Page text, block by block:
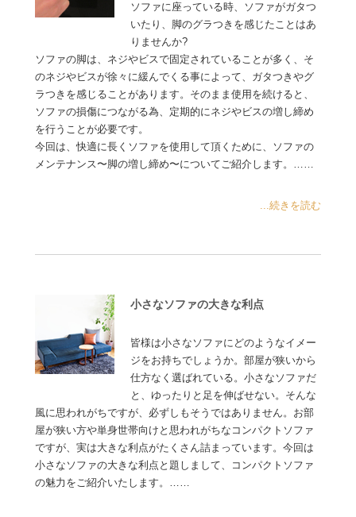
ソファに座っている時、ソファがガタつ
いたり、脚のグラつきを感じたことはあ
りませんか?
ソファの脚は、ネジやビスで固定されていることが多く、そ
のネジやビスが徐々に緩んでくる事によって、ガタつきやグ
ラつきを感じることがあります。そのまま使用を続けると、
ソファの損傷につながる為、定期的にネジやビスの増し締め
を行うことが必要です。
今回は、快適に長くソファを使用して頂くために、ソファの
メンテナンス〜脚の増し締め〜についてご紹介します。……
...続きを読む
小さなソファの大きな利点
皆様は小さなソファにどのようなイメー
ジをお持ちでしょうか。部屋が狭いから
仕方なく選ばれている。小さなソファだ
と、ゆったりと足を伸ばせない。そんな
風に思われがちですが、必ずしもそうではありません。お部
屋が狭い方や単身世帯向けと思われがちなコンパクトソファ
ですが、実は大きな利点がたくさん詰まっています。今回は
小さなソファの大きな利点と題しまして、コンパクトソファ
の魅力をご紹介いたします。……